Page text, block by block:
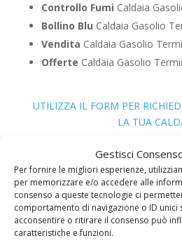
Gestisci
Per fornire le migliori esperienze,
per memorizzare e/o accedere alle
consenso a queste tecnologie ci
comportamento di navigazione o ID unici
acconsentire o ritirare il consenso può
caratteristiche e funzioni.
Controllo Fumi Caldaia
Bollino Blu Caldaia Gasolio
Vendita Caldaia Gasolio
Offerte Caldaia Gasolio
UTILIZZA IL FORM PER
LA TUA
Assistenza